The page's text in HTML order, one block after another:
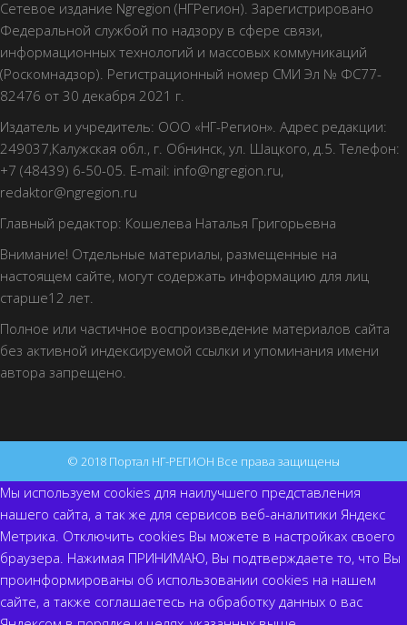
Сетевое издание Ngregion (НГРегион). Зарегистрировано
Федеральной службой по надзору в сфере связи,
информационных технологий и массовых коммуникаций
(Роскомнадзор). Регистрационный номер СМИ Эл № ФС77-
82476 от 30 декабря 2021 г.
Издатель и учредитель: ООО «НГ-Регион». Адрес редакции:
249037,Калужская обл., г. Обнинск, ул. Шацкого, д.5. Телефон:
+7 (48439) 6-50-05. E-mail: info@ngregion.ru,
redaktor@ngregion.ru
Главный редактор: Кошелева Наталья Григорьевна
Внимание! Отдельные материалы, размещенные на
настоящем сайте, могут содержать информацию для лиц
старше12 лет.
Полное или частичное воспроизведение материалов сайта
без активной индексируемой ссылки и упоминания имени
автора запрещено.
© 2018 Портал НГ-РЕГИОН Все права защищены
Мы используем cookies для наилучшего представления
нашего сайта, а так же для сервисов веб-аналитики Яндекс
Метрика. Отключить cookies Вы можете в настройках своего
браузера. Нажимая ПРИНИМАЮ, Вы подтверждаете то, что Вы
проинформированы об использовании cookies на нашем
сайте, а также соглашаетесь на обработку данных о вас